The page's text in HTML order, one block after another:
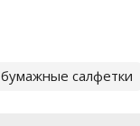
бумажные салфетки